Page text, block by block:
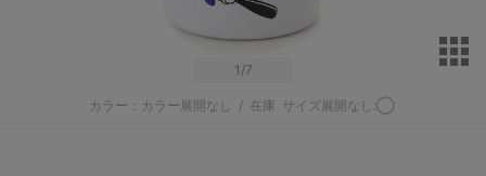
1 /7
カラー：カラー展開なし / 在庫 サイズ展開なし:◯